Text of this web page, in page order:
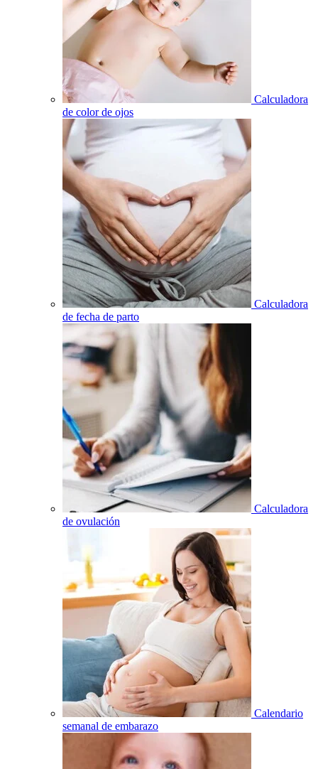
Calculadora
de color de ojos
Calculadora
de fecha de parto
Calculadora
de ovulación
Calendario
semanal de embarazo